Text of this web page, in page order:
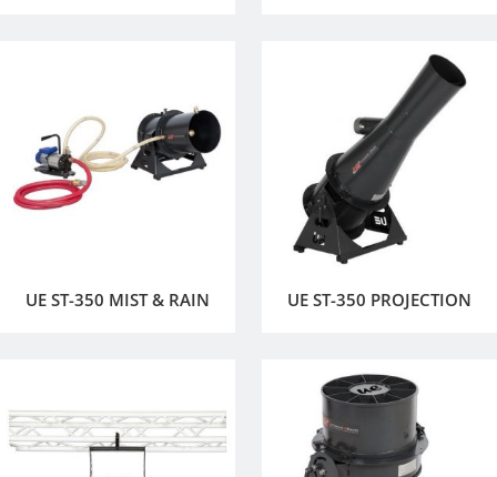
UE ST-350 MIST & RAIN UE ST-350 PROJECTION